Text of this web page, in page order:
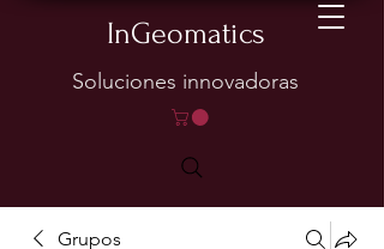
InGeomatics
Soluciones innovadoras
Grupos